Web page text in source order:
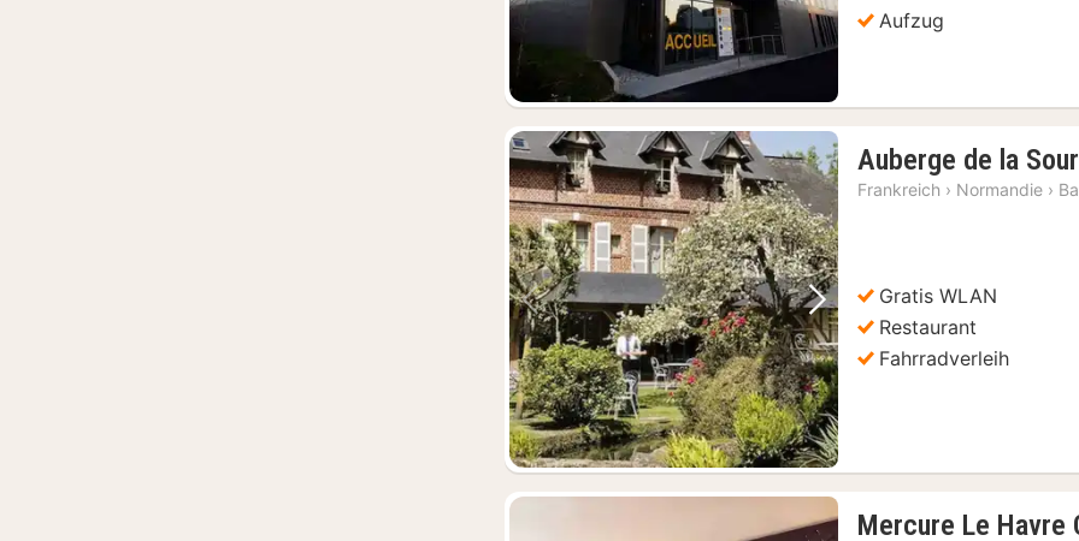
Aufzug
Vorheriges Bild Nächstes Bild
Auberge de la
Frankreich › Normandie ›
Gratis WLAN
Restaurant
Fahrradverleih
Mercure Le Havre